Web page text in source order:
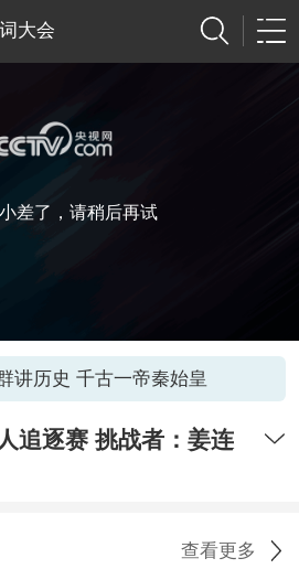
大会
差了，请稍后再试
讲历史 千古一帝秦始皇
追逐赛 挑战者：姜连
查看更多